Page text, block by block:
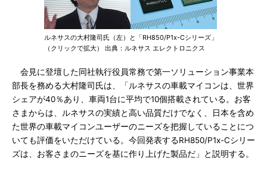
ルネサスの大村隆司氏（左）と「RH850/P1x-Cシリーズ」
（クリックで拡大） 出典：ルネサス エレクトロニクス
会見に登壇した同社執行役員常務で第一ソリューション事業本
部長を務める大村隆司氏は、「ルネサスの車載マイコンは、世界
シェアが40％あり、車両1台に平均で10個搭載されている。お客
さまからは、ルネサスの実績と高い品質だけでなく、日本を含め
た世界の車載マイコンユーザーのニーズを把握していることにつ
いても評価をいただけている。今回発表するRH850/P1x-Cシリー
ズは、お客さまのニーズを基に作り上げた製品だ」と説明する。